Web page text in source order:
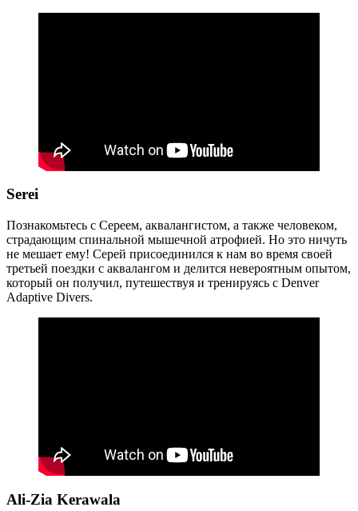
Serei
Познакомьтесь с Сереем, аквалангистом, а также человеком,
страдающим спинальной мышечной атрофией. Но это ничуть
не мешает ему! Серей присоединился к нам во время своей
третьей поездки с аквалангом и делится невероятным опытом,
который он получил, путешествуя и тренируясь с Denver
Adaptive Divers.
Ali-Zia Kerawala